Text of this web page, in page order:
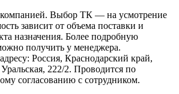
Выбор ТК — на усмотрение
зависит от объема поставки и
назначения. Более подробную
получить у менеджера.
Россия, Краснодарский край,
222/2. Проводится по
согласованию с сотрудником.